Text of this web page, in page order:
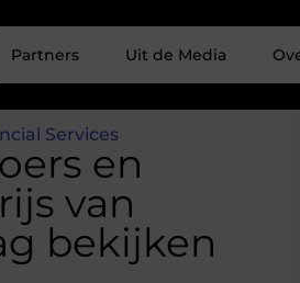
Partners Uit de Media
Services
en
van
bekijken